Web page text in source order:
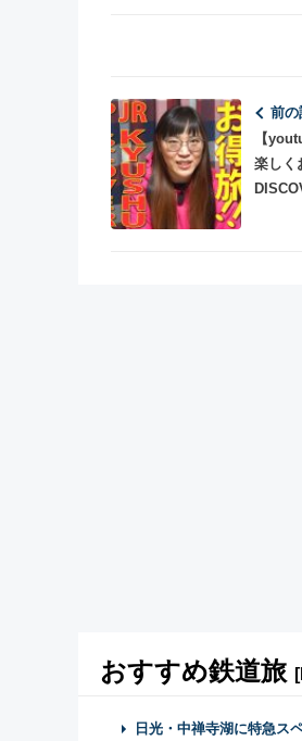
前の
【
楽しく
おすすめ鉄道旅
日光・中禅寺湖に特急ス